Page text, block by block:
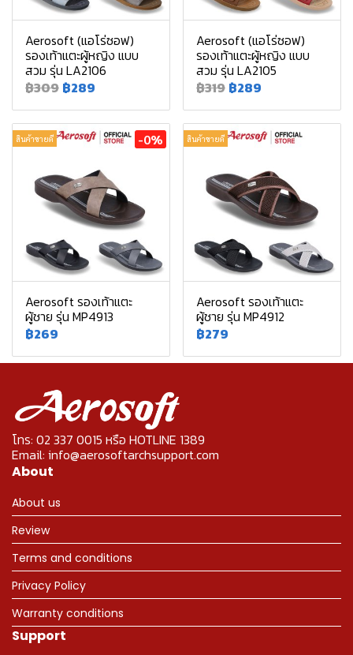
Aerosoft (แอโร่ซอฟ)
รองเท้าแตะผู้หญิง แบบ
สวม รุ่น LA2106
฿309 ฿289
Aerosoft (แอโร่ซอฟ)
รองเท้าแตะผู้หญิง แบบ
สวม รุ่น LA2105
฿319 ฿289
สินค้าขายดี -0%
Aerosoft รองเท้าแตะ
ผู้ชาย รุ่น MP4913
฿269
สินค้าขายดี
Aerosoft รองเท้าแตะ
ผู้ชาย รุ่น MP4912
฿279
โทร: 02 337 0015 หรือ HOTLINE 1389
Email: info@aerosoftarchsupport.com
About
About us
Review
Terms and conditions
Privacy Policy
Warranty conditions
Support